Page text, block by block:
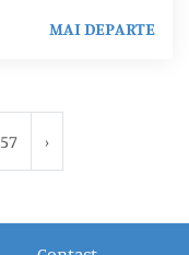
MAI DEPARTE
57 ›